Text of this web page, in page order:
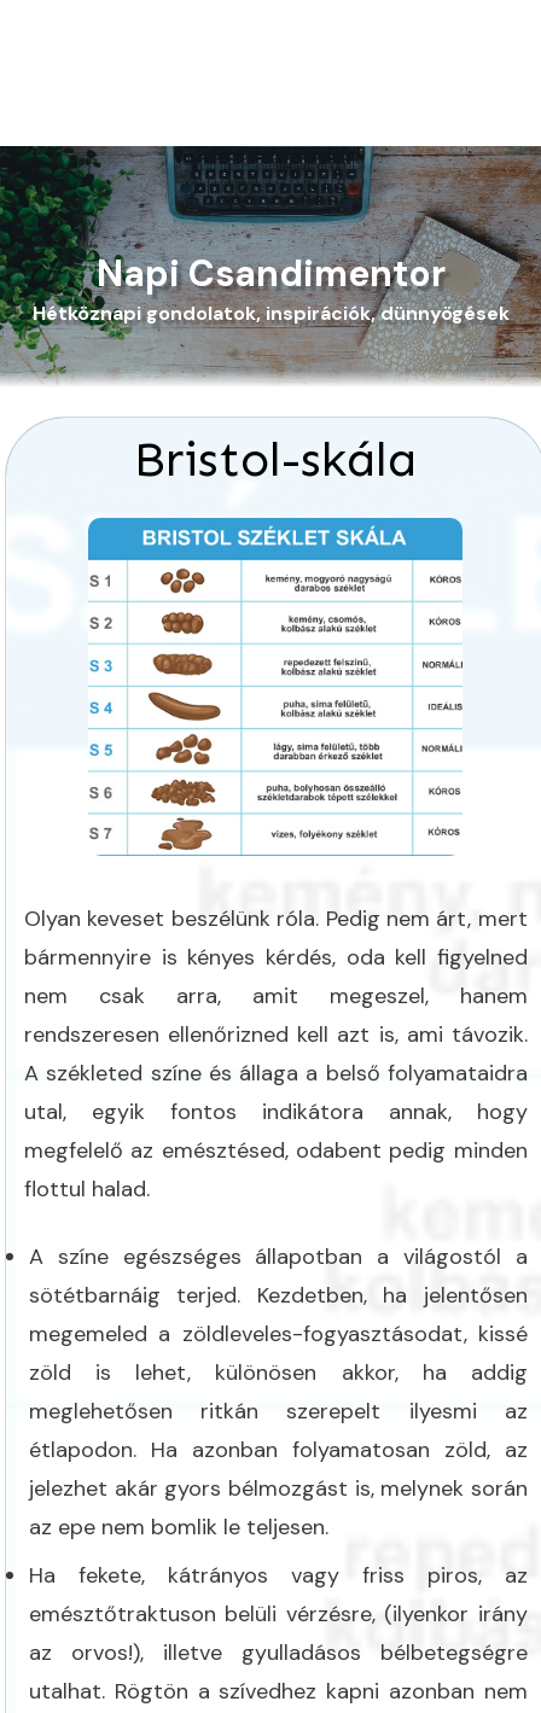
Napi Csandimentor
Hétköznapi gondolatok, inspirációk, dünnyögések
Bristol-skála
Olyan keveset beszélünk róla. Pedig nem árt, mert
bármennyire is kényes kérdés, oda kell figyelned
nem csak arra, amit megeszel, hanem
rendszeresen ellenőrizned kell azt is, ami távozik.
A székleted színe és állaga a belső folyamataidra
utal, egyik fontos indikátora annak, hogy
megfelelő az emésztésed, odabent pedig minden
flottul halad.
A színe egészséges állapotban a világostól a
sötétbarnáig terjed. Kezdetben, ha jelentősen
megemeled a zöldleveles-fogyasztásodat, kissé
zöld is lehet, különösen akkor, ha addig
meglehetősen ritkán szerepelt ilyesmi az
étlapodon. Ha azonban folyamatosan zöld, az
jelezhet akár gyors bélmozgást is, melynek során
az epe nem bomlik le teljesen.
Ha fekete, kátrányos vagy friss piros, az
emésztőtraktuson belüli vérzésre, (ilyenkor irány
az orvos!), illetve gyulladásos bélbetegségre
utalhat. Rögtön a szívedhez kapni azonban nem